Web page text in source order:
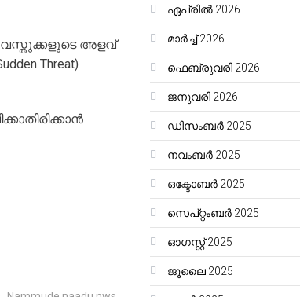
അളവ്
Threat)
ഏപ്രിൽ 2026
മാർച്ച്‌ 2026
ഫെബ്രുവരി 2026
ജനുവരി 2026
ഡിസംബർ 2025
നവംബർ 2025
ഒക്ടോബർ 2025
സെപ്റ്റംബർ 2025
ഓഗസ്റ്റ്‌ 2025
ജൂലൈ 2025